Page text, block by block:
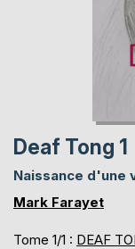
Deaf Tong 1
Naissance d'une
Mark Farayet
Tome 1/1 : DEAF